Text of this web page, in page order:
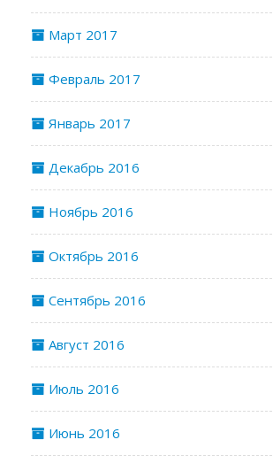
Март 2017
Февраль 2017
Январь 2017
Декабрь 2016
Ноябрь 2016
Октябрь 2016
Сентябрь 2016
Август 2016
Июль 2016
Июнь 2016